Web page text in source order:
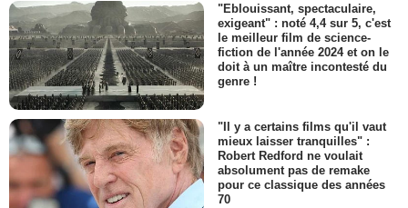
"Eblouissant, spectaculaire,
exigeant" : noté 4,4 sur 5, c'est
le meilleur film de science-
fiction de l'année 2024 et on le
doit à un maître incontesté du
genre !
"Il y a certains films qu'il vaut
mieux laisser tranquilles" :
Robert Redford ne voulait
absolument pas de remake
pour ce classique des années
70